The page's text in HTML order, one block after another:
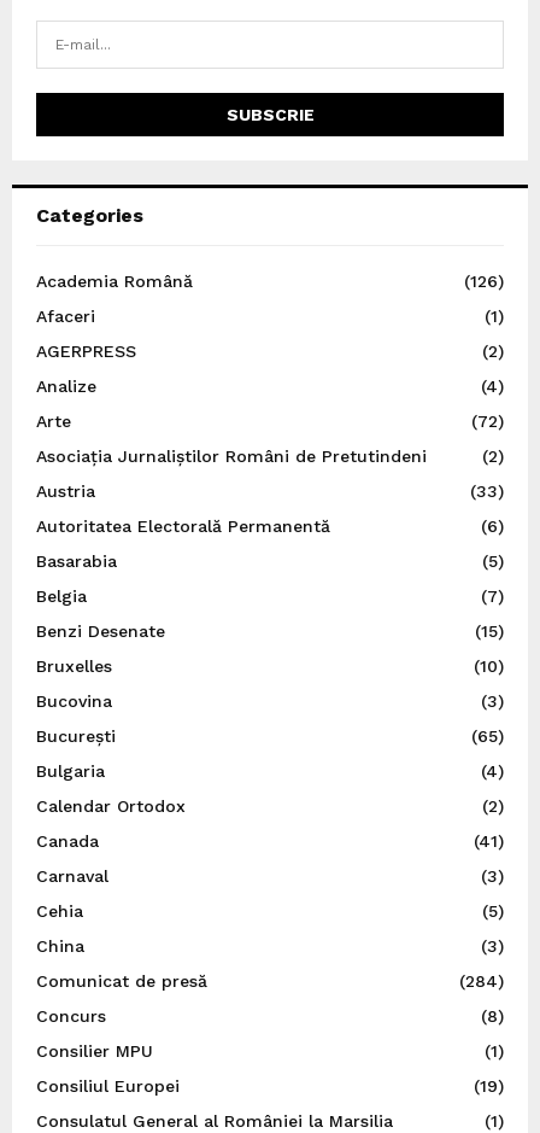
Categories
Academia Română
(126)
Afaceri
(1)
AGERPRESS
(2)
Analize
(4)
Arte
(72)
Asociația Jurnaliștilor Români de Pretutindeni
(2)
Austria
(33)
Autoritatea Electorală Permanentă
(6)
Basarabia
(5)
Belgia
(7)
Benzi Desenate
(15)
Bruxelles
(10)
Bucovina
(3)
București
(65)
Bulgaria
(4)
Calendar Ortodox
(2)
Canada
(41)
Carnaval
(3)
Cehia
(5)
China
(3)
Comunicat de presă
(284)
Concurs
(8)
Consilier MPU
(1)
Consiliul Europei
(19)
Consulatul General al României la Marsilia
(1)